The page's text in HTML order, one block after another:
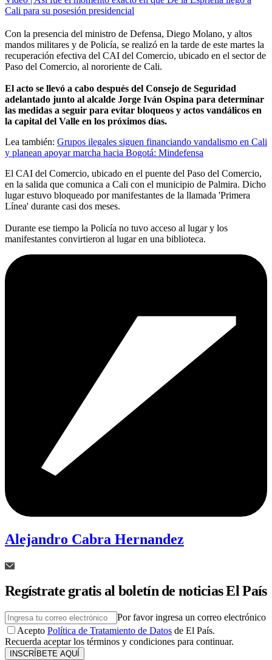
Cali para su posesión presidencial
Con la presencia del ministro de Defensa, Diego Molano, y altos
mandos militares y de Policía, se realizó en la tarde de este martes la
recuperación efectiva del CAI del Comercio, ubicado en el sector de
Paso del Comercio, al nororiente de Cali.
El acto se llevó a cabo después del Consejo de Seguridad
adelantado junto al alcalde Jorge Iván Ospina para determinar
las medidas a seguir para evitar bloqueos y actos vandálicos en
la capital del Valle en los próximos días.
Lea también: Grupos ilegales siguen financiando vandalismo en Cali
y planean apoyar marcha hacia Bogotá: Mindefensa
El CAI del Comercio, ubicado en el puente del Paso del Comercio,
en la salida que comunica a Cali con el municipio de Palmira. Dicho
lugar estuvo bloqueado por manifestantes de la llamada 'Primera
Línea' durante casi dos meses.
Durante ese tiempo la Policía no tuvo acceso al lugar y los
manifestantes convirtieron al lugar en una biblioteca.
Alejandro Cabra Hernandez
Regístrate gratis al boletín de noticias El País
Por favor ingresa un correo electrónico
Acepto Política de Tratamiento de Datos de El País.
Recuerda aceptar los términos y condiciones para continuar.
INSCRÍBETE AQUÍ